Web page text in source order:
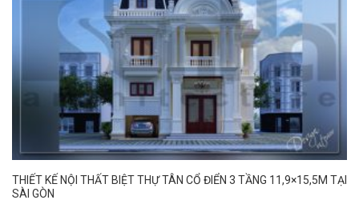
THIẾT KẾ NỘI THẤT BIỆT THỰ TÂN CỔ ĐIỂN 3 TẦNG 11,9×15,5M TẠI
SÀI GÒN